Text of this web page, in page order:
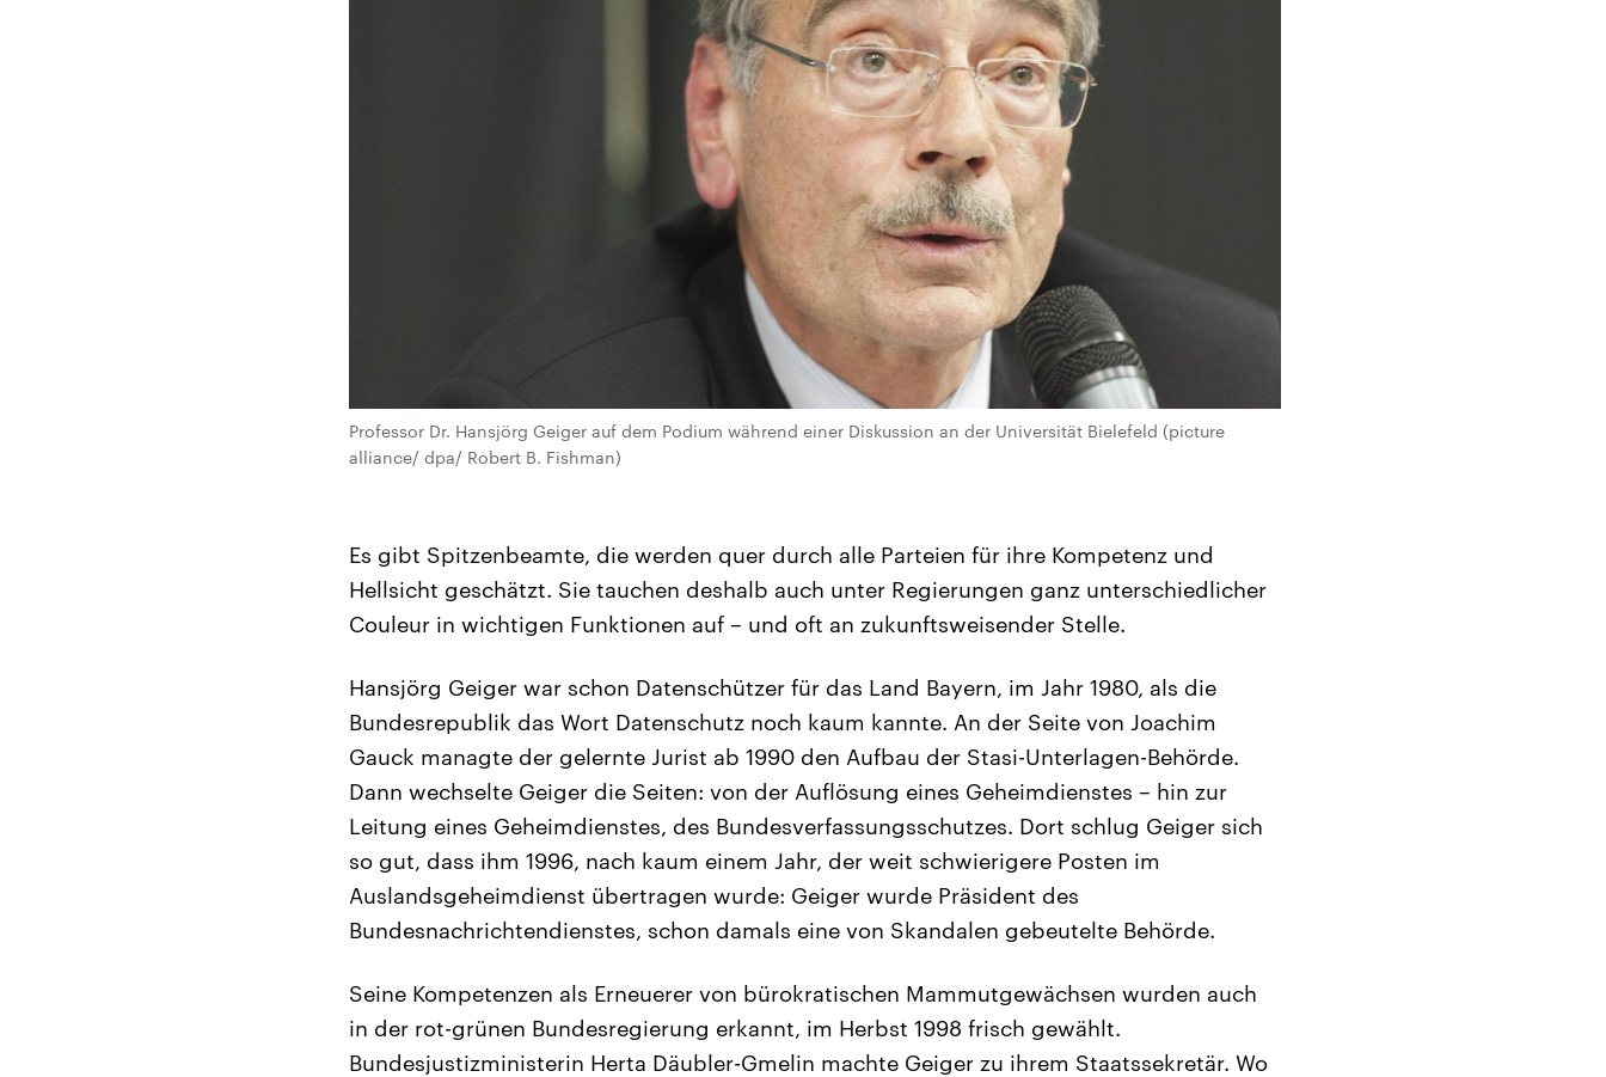
Professor Dr. Hansjörg Geiger auf dem Podium während einer Diskussion an der Universität Bielefeld (picture
alliance/ dpa/ Robert B. Fishman)
Es gibt Spitzenbeamte, die werden quer durch alle Parteien für ihre Kompetenz und
Hellsicht geschätzt. Sie tauchen deshalb auch unter Regierungen ganz unterschiedlicher
Couleur in wichtigen Funktionen auf – und oft an zukunftsweisender Stelle.
Hansjörg Geiger war schon Datenschützer für das Land Bayern, im Jahr 1980, als die
Bundesrepublik das Wort Datenschutz noch kaum kannte. An der Seite von Joachim
Gauck managte der gelernte Jurist ab 1990 den Aufbau der Stasi-Unterlagen-Behörde.
Dann wechselte Geiger die Seiten: von der Auflösung eines Geheimdienstes – hin zur
Leitung eines Geheimdienstes, des Bundesverfassungsschutzes. Dort schlug Geiger sich
so gut, dass ihm 1996, nach kaum einem Jahr, der weit schwierigere Posten im
Auslandsgeheimdienst übertragen wurde: Geiger wurde Präsident des
Bundesnachrichtendienstes, schon damals eine von Skandalen gebeutelte Behörde.
Seine Kompetenzen als Erneuerer von bürokratischen Mammutgewächsen wurden auch
in der rot-grünen Bundesregierung erkannt, im Herbst 1998 frisch gewählt.
Bundesjustizministerin Herta Däubler-Gmelin machte Geiger zu ihrem Staatssekretär. Wo